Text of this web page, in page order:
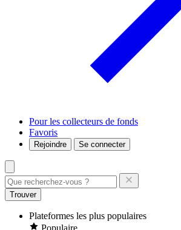
Pour les collecteurs de fonds
Favoris
Rejoindre Se connecter
Trouver
Plateformes les plus populaires
Populaire